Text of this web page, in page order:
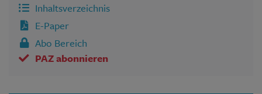
Inhaltsverzeichnis
E-Paper
Abo Bereich
PAZ abonnieren